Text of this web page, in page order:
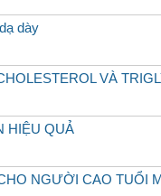
dày
VÀ
HIỆU QUẢ
NGƯỜI CAO TUỔI